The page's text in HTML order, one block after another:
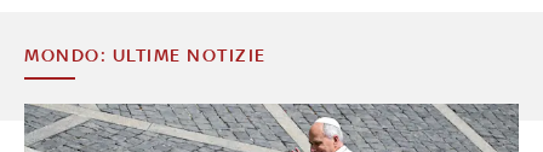
MONDO: ULTIME NOTIZIE